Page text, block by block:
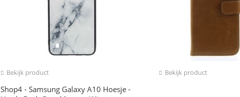
Bekijk product
Shop4 - Samsung Galaxy A10 Hoesje -
Bekijk product